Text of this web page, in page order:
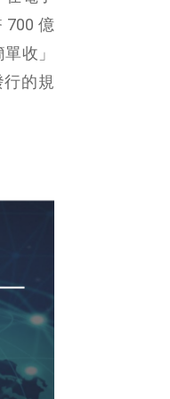
700 億
收」
的規